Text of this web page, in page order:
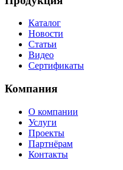
Каталог
Новости
Статьи
Видео
Сертификаты
Компания
О компании
Услуги
Проекты
Партнёрам
Контакты